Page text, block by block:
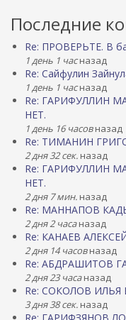
Последние
Re: ПРОВЕРЬТЕ. В
1 день 1 часназад
Re: Сайфулин
1 день 1 часназад
Re: ГАРИФУЛЛИН
НЕТ.
1 день 16 часовназад
Re: ТИМАНИН
2 дня 32 сек. назад
Re: ГАРИФУЛЛИН
НЕТ.
2 дня 7 мин. назад
Re: МАННАПОВ
2 дня 2 часаназад
Re: КАНАЕВ
2 дня 14 часовназад
Re: АБДРАШИТОВ
2 дня 23 часаназад
Re: СОКОЛОВ
3 дня 38 сек. назад